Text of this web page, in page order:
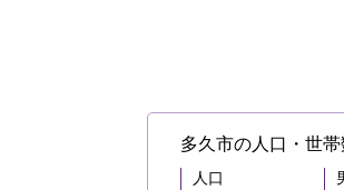
多久市の人口・世帯
人口